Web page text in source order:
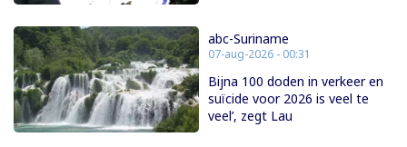
abc-Suriname
07-aug-2026 - 00:31
Bijna 100 doden in verkeer en
suïcide voor 2026 is veel te
veel’, zegt Lau